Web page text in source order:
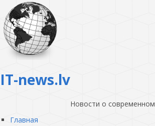
IT-news.lv
Новости о современном
Главная